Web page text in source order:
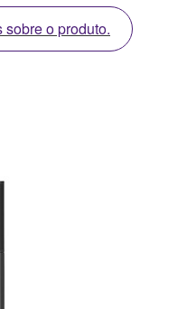
o produto.